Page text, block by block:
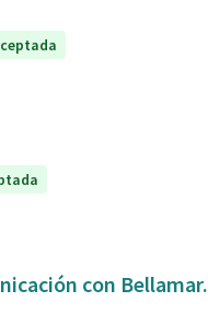
con Bellamar.